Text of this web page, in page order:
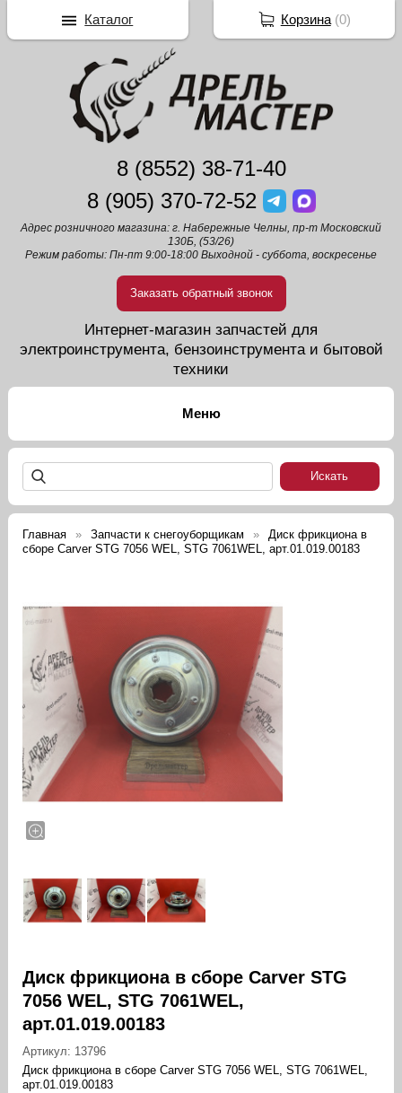
8 (8552) 38-71-40
8 (905) 370-72-52
Адрес розничного магазина: г. Набережные Челны, пр-т Московский
130Б, (53/26)
Режим работы: Пн-пт 9:00-18:00 Выходной - суббота, воскресенье
Заказать обратный звонок
Интернет-магазин запчастей для
электроинструмента, бензоинструмента и бытовой
техники
Главная Запчасти к снегоуборщикам
Диск фрикциона в
сборе Carver STG 7056 WEL, STG 7061WEL, арт.01.019.00183
Диск фрикциона в сборе Carver STG
7056 WEL, STG 7061WEL,
арт.01.019.00183
Артикул: 13796
Диск фрикциона в сборе Carver STG 7056 WEL, STG 7061WEL,
арт.01.019.00183
Корзина(0)
Каталог